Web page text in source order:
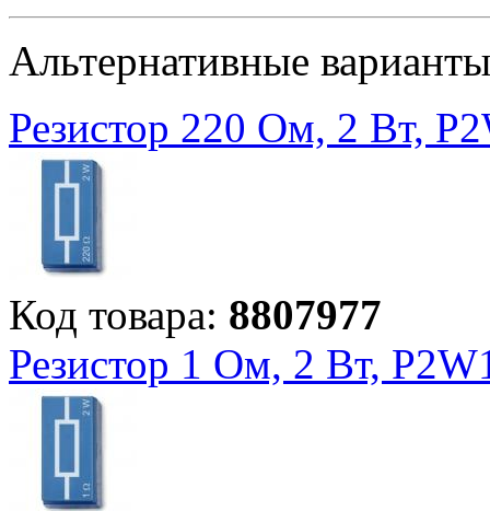
Альтернативные варианты
Резистор 220 Ом, 2 Вт,
Код товара: 8807977
Резистор 1 Ом, 2 Вт,